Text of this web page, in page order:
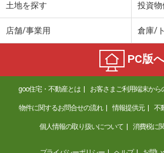
沖縄県沖縄市高原２
9.40万円
住 所
沖縄県沖縄市高
専有面積 55.99m²
間取り
3SDK
沖縄県沖縄市松本３
土地を探す 投資物
店舗/事業用 倉庫/
PC版へ
goo住宅・不動産とは お客さまご利用端末か
物件に関するお問合せの流れ 情報提供元 不
個人情報の取り扱いについて 消費税に